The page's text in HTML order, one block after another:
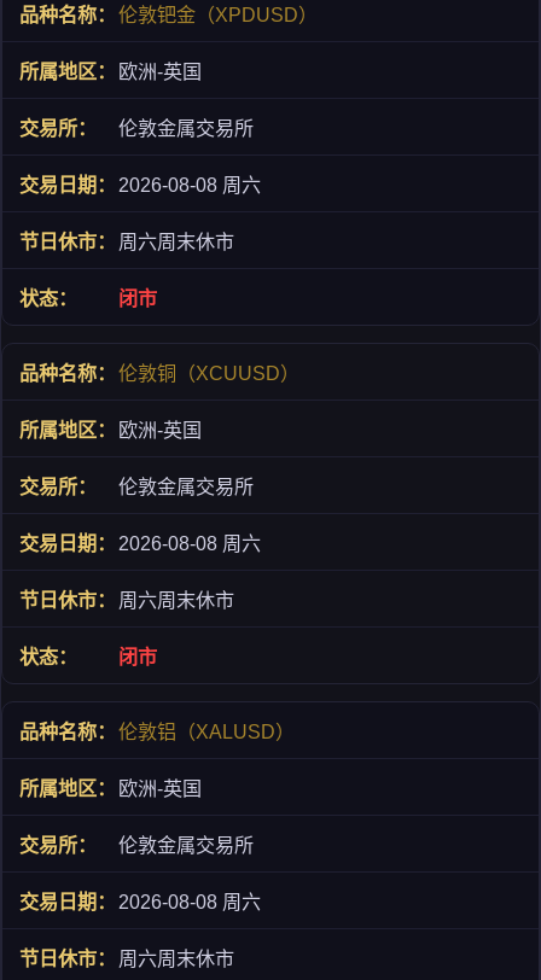
伦敦钯金（XPDUSD）
欧洲-英国
伦敦金属交易所
2026-08-08 周六
周六周末休市
闭市
伦敦铜（XCUUSD）
欧洲-英国
伦敦金属交易所
2026-08-08 周六
周六周末休市
闭市
伦敦铝（XALUSD）
欧洲-英国
伦敦金属交易所
2026-08-08 周六
周六周末休市